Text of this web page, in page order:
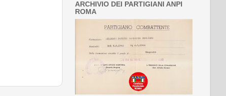
ARCHIVIO DEI PARTIGIANI ANPI
ROMA